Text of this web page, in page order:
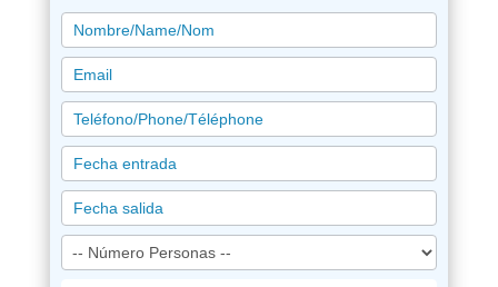
PETICION
RESERVA